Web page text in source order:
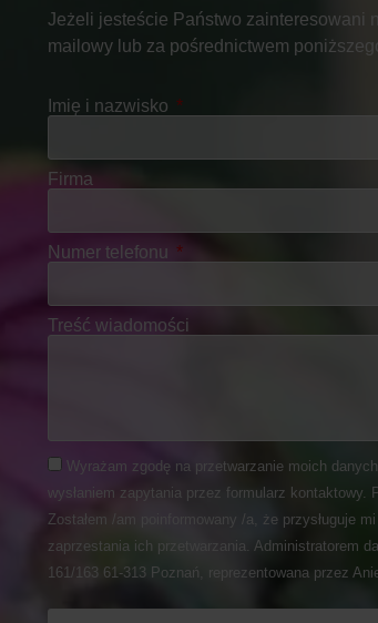
Jeżeli jesteście Państwo zainteresowani
mailowy lub za pośrednictwem
Imię i nazwisko
Firma
Numer telefonu
Treść wiadomości
Wyrażam zgodę na przetwarzanie moich
wysłaniem zapytania przez formularz kontaktowy.
Zostałem /am poinformowany /a, że przysługuje
zaprzestania ich przetwarzania. Administratorem
161/163 61-313 Poznań, reprezentowana przez